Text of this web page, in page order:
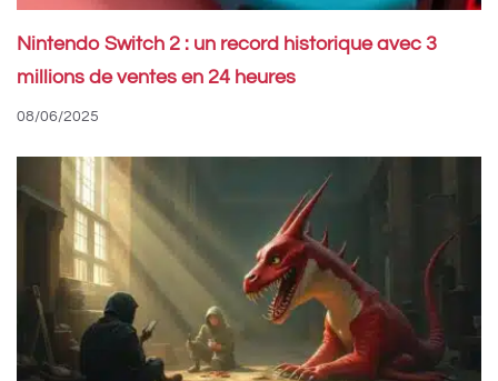
Nintendo Switch 2 : un record historique avec 3
millions de ventes en 24 heures
08/06/2025